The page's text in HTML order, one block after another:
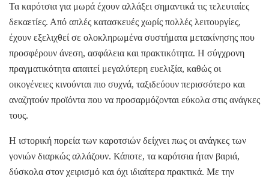
Τα καρότσια για μωρά έχουν αλλάξει σημαντικά τις τελευταίες
δεκαετίες. Από απλές κατασκευές χωρίς πολλές λειτουργίες,
έχουν εξελιχθεί σε ολοκληρωμένα συστήματα μετακίνησης που
προσφέρουν άνεση, ασφάλεια και πρακτικότητα. Η σύγχρονη
πραγματικότητα απαιτεί μεγαλύτερη ευελιξία, καθώς οι
οικογένειες κινούνται πιο συχνά, ταξιδεύουν περισσότερο και
αναζητούν προϊόντα που να προσαρμόζονται εύκολα στις ανάγκες
τους.
Η ιστορική πορεία των καροτσιών δείχνει πως οι ανάγκες των
γονιών διαρκώς αλλάζουν. Κάποτε, τα καρότσια ήταν βαριά,
δύσκολα στον χειρισμό και όχι ιδιαίτερα πρακτικά. Με την